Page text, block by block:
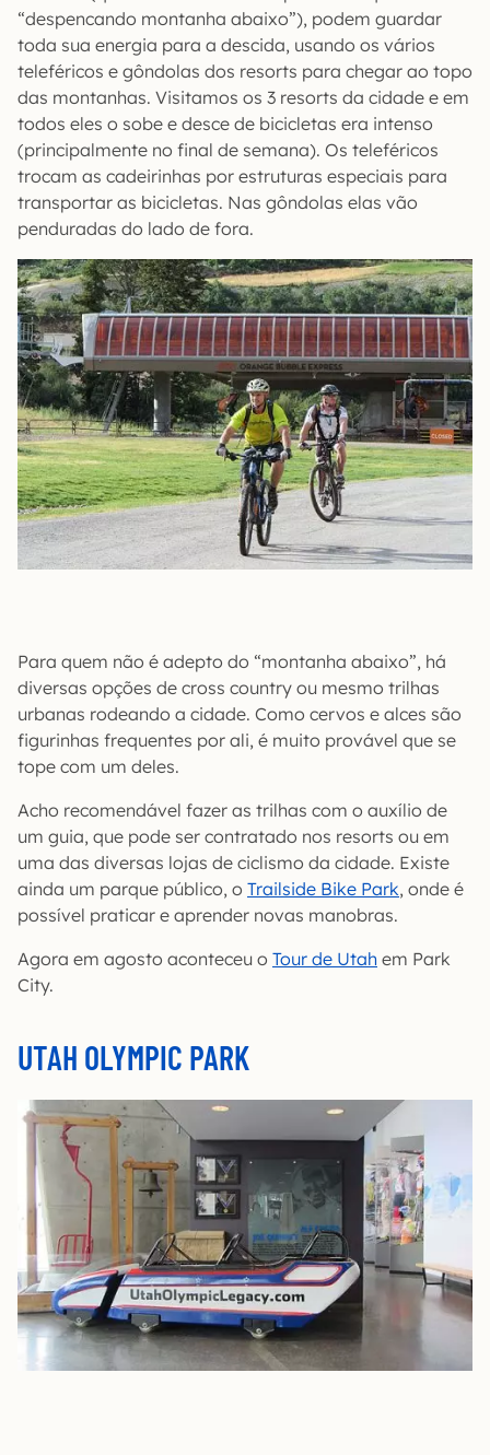
“despencando montanha abaixo”), podem guardar
toda sua energia para a descida, usando os vários
teleféricos e gôndolas dos resorts para chegar ao topo
das montanhas. Visitamos os 3 resorts da cidade e em
todos eles o sobe e desce de bicicletas era intenso
(principalmente no final de semana). Os teleféricos
trocam as cadeirinhas por estruturas especiais para
transportar as bicicletas. Nas gôndolas elas vão
penduradas do lado de fora.
Para quem não é adepto do “montanha abaixo”, há
diversas opções de cross country ou mesmo trilhas
urbanas rodeando a cidade. Como cervos e alces são
figurinhas frequentes por ali, é muito provável que se
tope com um deles.
Acho recomendável fazer as trilhas com o auxílio de
um guia, que pode ser contratado nos resorts ou em
uma das diversas lojas de ciclismo da cidade. Existe
ainda um parque público, o Trailside Bike Park, onde é
possível praticar e aprender novas manobras.
Agora em agosto aconteceu o Tour de Utah em Park
City.
UTAH OLYMPIC PARK